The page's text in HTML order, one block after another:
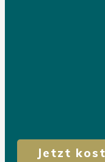
Jetzt